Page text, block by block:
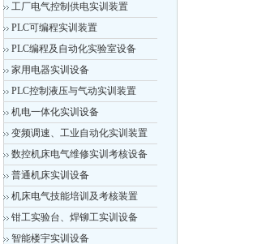
工厂电气控制供电实训装置
PLC可编程实训装置
PLC编程及自动化实验室设备
家用电器实训设备
PLC控制液压与气动实训装置
机电一体化实训设备
变频调速、工业自动化实训装置
数控机床电气维修实训考核设备
普通机床实训设备
机床电气技能培训及考核装置
钳工实验台、焊铆工实训设备
智能楼宇实训设备